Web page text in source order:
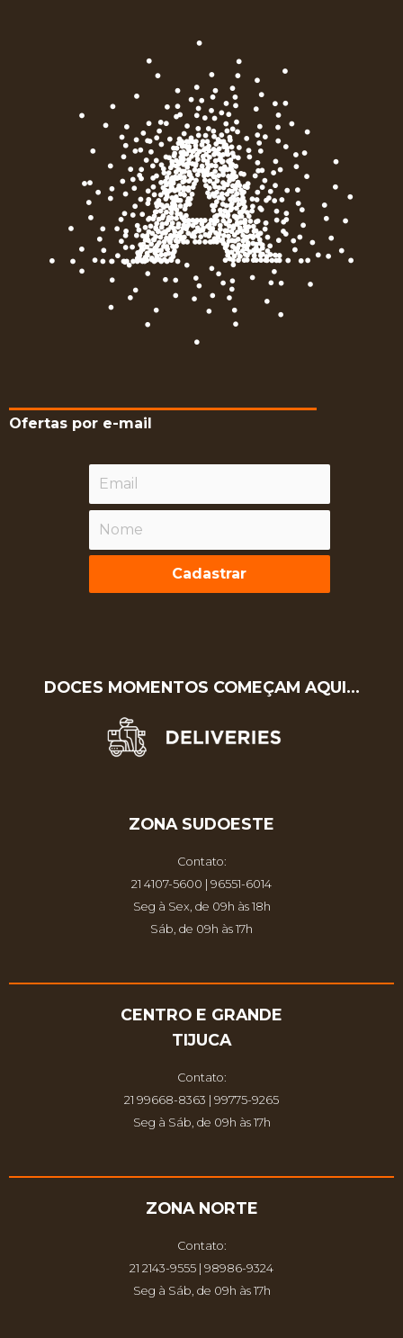
Ofertas por e-mail
Cadastrar
DOCES MOMENTOS COMEÇAM AQUI…
ZONA SUDOESTE
Contato:
21 4107-5600 | 96551-6014
Seg à Sex, de 09h às 18h
Sáb, de 09h às 17h
CENTRO E GRANDE
TIJUCA
Contato:
21 99668-8363 | 99775-9265
Seg à Sáb, de 09h às 17h
ZONA NORTE
Contato:
21 2143-9555 | 98986-9324
Seg à Sáb, de 09h às 17h